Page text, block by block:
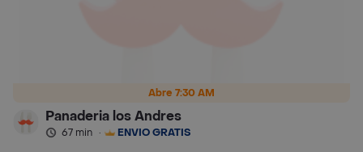
Abre 7:30 AM
Panaderia los Andres
67 min · ENVÍO GRATIS